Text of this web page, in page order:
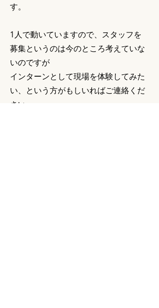
す。
1人で動いていますので、スタッフを
募集というのは今のところ考えていな
いのですが
インターンとして現場を体験してみた
い、という方がもしいればご連絡くだ
さい。